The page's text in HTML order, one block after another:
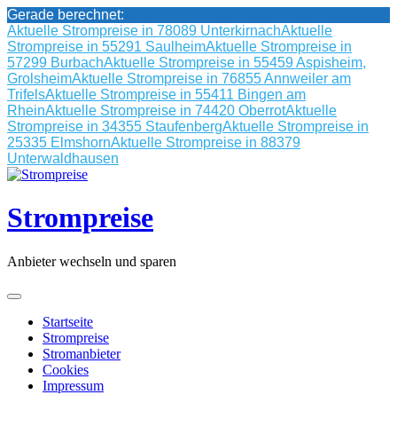
Gerade berechnet:
Aktuelle Strompreise in 78089 UnterkirnachAktuelle
Strompreise in 55291 SaulheimAktuelle Strompreise in
57299 BurbachAktuelle Strompreise in 55459 Aspisheim,
GrolsheimAktuelle Strompreise in 76855 Annweiler am
TrifelsAktuelle Strompreise in 55411 Bingen am
RheinAktuelle Strompreise in 74420 OberrotAktuelle
Strompreise in 34355 StaufenbergAktuelle Strompreise in
25335 ElmshornAktuelle Strompreise in 88379
Unterwaldhausen
Skip
content
Strompreise
Anbieter wechseln und sparen
Startseite
Strompreise
Stromanbieter
Cookies
Impressum